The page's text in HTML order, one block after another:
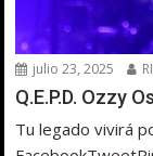
julio 23, 2025
Q.E.P.D. Ozzy
Tu legado vivirá